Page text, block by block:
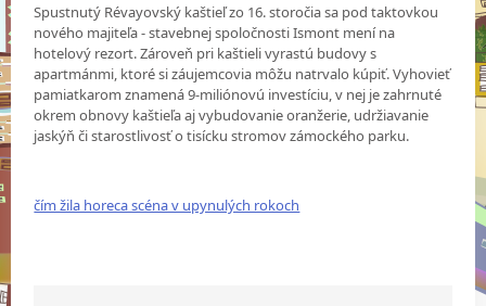
Spustnutý Révayovský kaštieľ zo 16. storočia sa pod taktovkou
nového majiteľa - stavebnej spoločnosti Ismont mení na
hotelový rezort. Zároveň pri kaštieli vyrastú budovy s
apartmánmi, ktoré si záujemcovia môžu natrvalo kúpiť. Vyhovieť
pamiatkarom znamená 9-miliónovú investíciu, v nej je zahrnuté
okrem obnovy kaštieľa aj vybudovanie oranžerie, udržiavanie
jaskýň či starostlivosť o tisícku stromov zámockého parku.
čím žila horeca scéna v upynulých rokoch